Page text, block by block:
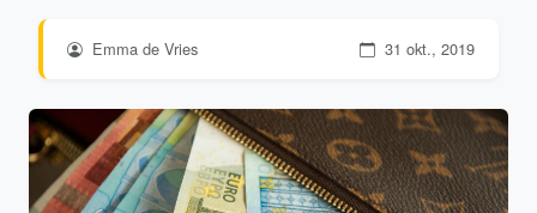
Emma de Vries 31 okt., 2019